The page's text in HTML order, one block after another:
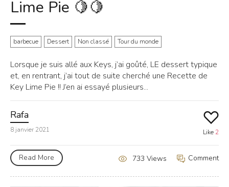
Lime Pie 🍋🍋
barbecue Dessert Non classé Tour du monde
Lorsque je suis allé aux Keys, j’ai goûté, LE dessert typique
et, en rentrant, j’ai tout de suite cherché une Recette de
Key Lime Pie !! J’en ai essayé plusieurs...
Rafa
8 janvier 2021 Like2
Read More Comment
733 Views